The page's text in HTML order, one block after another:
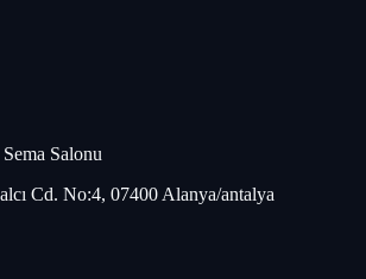
Salonu
Cd. No:4, 07400 Alanya/antalya